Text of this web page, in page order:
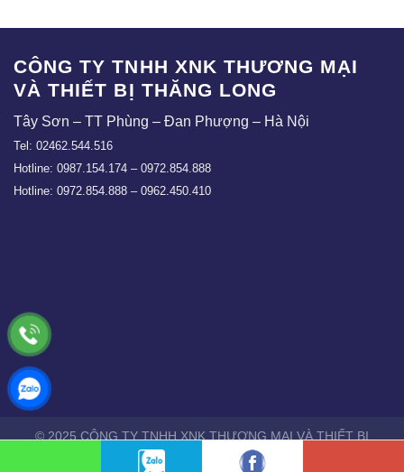
CÔNG TY TNHH XNK THƯƠNG MẠI
VÀ THIẾT BỊ THĂNG LONG
Tây Sơn – TT Phùng – Đan Phượng – Hà Nội
Tel: 02462.544.516
Hotline: 0987.154.174 – 0972.854.888
Hotline: 0972.854.888 – 0962.450.410
© 2025 CÔNG TY TNHH XNK THƯƠNG MẠI VÀ THIẾT BỊ
THĂNG LONG